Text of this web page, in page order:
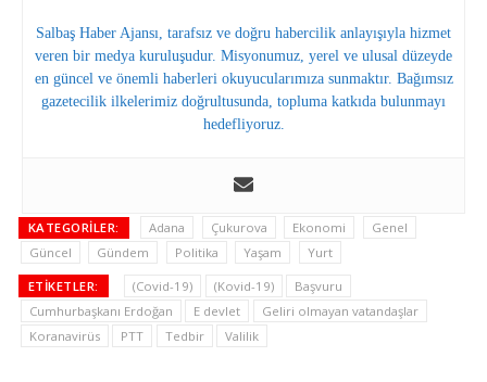
Salbaş Haber Ajansı, tarafsız ve doğru habercilik anlayışıyla hizmet
veren bir medya kuruluşudur. Misyonumuz, yerel ve ulusal düzeyde
en güncel ve önemli haberleri okuyucularımıza sunmaktır. Bağımsız
gazetecilik ilkelerimiz doğrultusunda, topluma katkıda bulunmayı
hedefliyoruz.
KATEGORILER: Adana Çukurova Ekonomi
Genel
Güncel
Gündem Politika Yaşam Yurt
ETIKETLER: (Covid-19) (Kovid-19)
Başvuru
Cumhurbaşkanı Erdoğan
E devlet
Geliri olmayan vatandaşlar
Koranavirüs
PTT Tedbir Valilik